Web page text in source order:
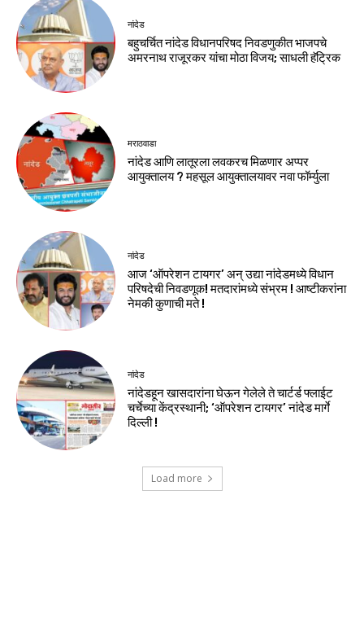
नांदेड
बहुचर्चित नांदेड विधानपरिषद निवडणुकीत भाजपचे
अमरनाथ राजूरकर यांचा मोठा विजय; साधली हॅट्रिक
मराठवाडा
नांदेड आणि लातूरला लवकरच मिळणार अप्पर
आयुक्तालय ? महसूल आयुक्तालयावर नवा फॉर्म्युला
नांदेड
आज ‘ऑपरेशन टायगर’ अन् उद्या नांदेडमध्ये विधान
परिषदेची निवडणूक! मतदारांमध्ये संभ्रम ! आष्टीकरांना
नेमकी कुणाची मते !
नांदेड
नांदेडहून खासदारांना घेऊन गेलेले ते चार्टर्ड फ्लाईट
चर्चेच्या केंद्रस्थानी; ‘ऑपरेशन टायगर’ नांदेड मार्गे
दिल्ली !
Load more